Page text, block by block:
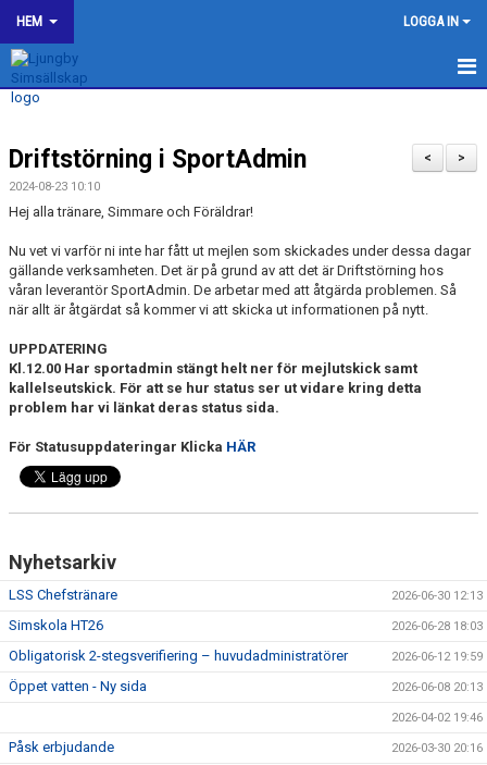
HEM LOGGA IN
LJUNGBY SIMSÄLLSKAP
OM KLUBBEN
BILDGALLERI
KONTAKT
SPONSORER
KALENDER
WEBSHOP
HJÄLP TILL I LJUNGBY SS
>
<
Driftstörning i SportAdmin
2024-08-23 10:10
Hej alla tränare, Simmare och Föräldrar!
Nu vet vi varför ni inte har fått ut mejlen som skickades under dessa dagar
gällande verksamheten. Det är på grund av att det är Driftstörning hos
våran leverantör SportAdmin. De arbetar med att åtgärda problemen. Så
när allt är åtgärdat så kommer vi att skicka ut informationen på nytt.
UPPDATERING
Kl.12.00 Har sportadmin stängt helt ner för mejlutskick samt
kallelseutskick. För att se hur status ser ut vidare kring detta
problem har vi länkat deras status sida.
För Statusuppdateringar Klicka HÄR
Nyhetsarkiv
LSS Chefstränare 2026-06-30 12:13
Simskola HT26 2026-06-28 18:03
Obligatorisk 2-stegsverifiering – huvudadministratörer 2026-06-12 19:59
Öppet vatten - Ny sida 2026-06-08 20:13
2026-04-02 19:46
Påsk erbjudande 2026-03-30 20:16